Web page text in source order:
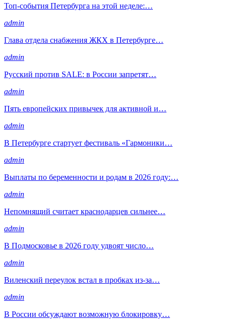
Топ-события Петербурга на этой неделе:…
admin
Глава отдела снабжения ЖКХ в Петербурге…
admin
Русский против SALE: в России запретят…
admin
Пять европейских привычек для активной и…
admin
В Петербурге стартует фестиваль «Гармоники…
admin
Выплаты по беременности и родам в 2026 году:…
admin
Непомнящий считает краснодарцев сильнее…
admin
В Подмосковье в 2026 году удвоят число…
admin
Виленский переулок встал в пробках из-за…
admin
В России обсуждают возможную блокировку…